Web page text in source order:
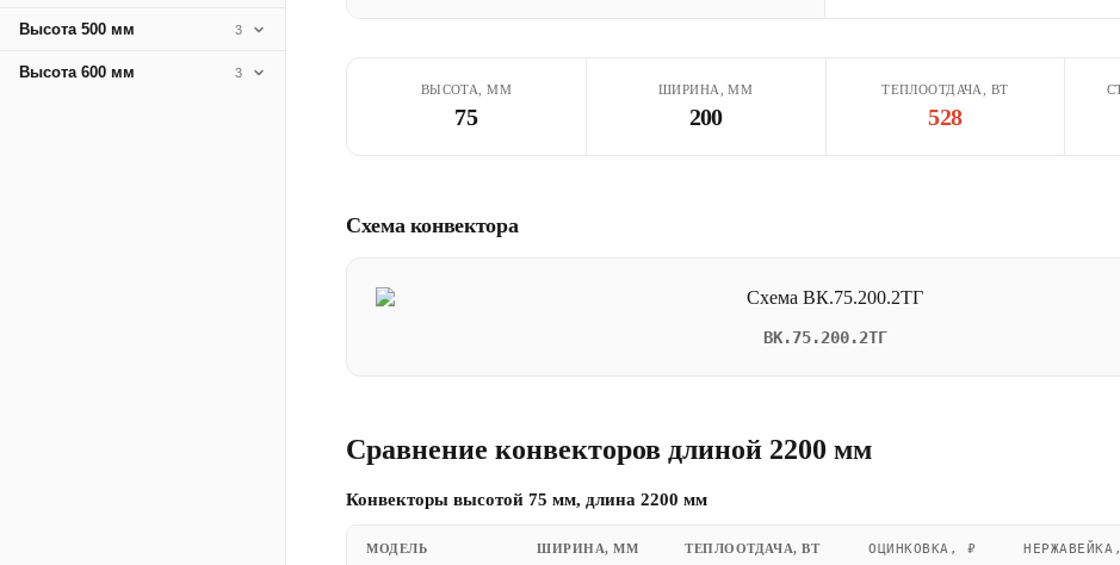
Высота 500 мм 3
Высота 600 мм 3
ВЫСОТА, ММ
75
ШИРИНА, ММ
200
ТЕПЛООТДАЧА, ВТ
528
Схема конвектора
ВК.75.200.2ТГ
Сравнение конвекторов длиной 2200 мм
Конвекторы высотой 75 мм, длина 2200 мм
МОДЕЛЬ ШИРИНА, ММ ТЕПЛООТДАЧА, ВТ ОЦИНКОВКА, ₽